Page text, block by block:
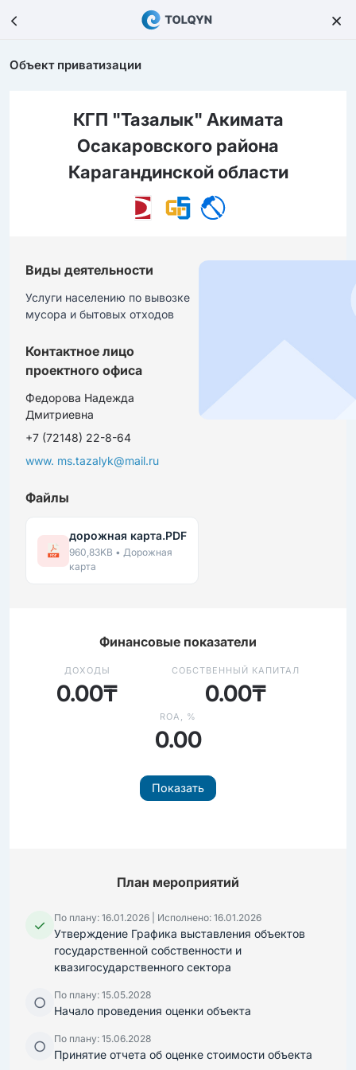
Объект приватизации
КГП "Тазалык" Акимата
Осакаровского района
Карагандинской области
Виды деятельности
Услуги населению по вывозке
мусора и бытовых отходов
Контактное лицо
проектного офиса
Федорова Надежда
Дмитриевна
+7 (72148) 22-8-64
www. ms.tazalyk@mail.ru
Файлы
дорожная карта.PDF
960,83KB • Дорожная
карта
Финансовые показатели
ДОХОДЫ
0.00₸
СОБСТВЕННЫЙ КАПИТАЛ
0.00₸
ROA, %
0.00
Показать
План мероприятий
✓ По плану: 16.01.2026 | Исполнено: 16.01.2026
Утверждение Графика выставления объектов
государственной собственности и
квазигосударственного сектора
○ По плану: 15.05.2028
Начало проведения оценки объекта
○ По плану: 15.06.2028
Принятие отчета об оценке стоимости объекта